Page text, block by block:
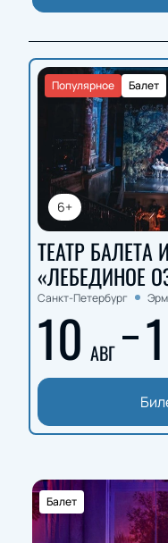
6+
Балет
Популярное
ТЕАТР
«ЛЕБЕДИНОЕ
Санкт-Петербург
10 АВГ
Балет